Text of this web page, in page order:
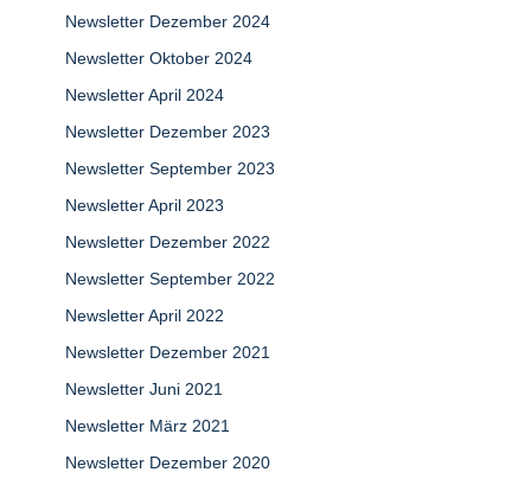
Newsletter Dezember 2024
Newsletter Oktober 2024
Newsletter April 2024
Newsletter Dezember 2023
Newsletter September 2023
Newsletter April 2023
Newsletter Dezember 2022
Newsletter September 2022
Newsletter April 2022
Newsletter Dezember 2021
Newsletter Juni 2021
Newsletter März 2021
Newsletter Dezember 2020